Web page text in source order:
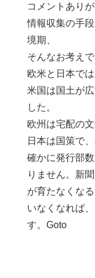
コメントあり
情報収集の手
境期、
そんなお考え
欧米と日本で
米国は国土が
した。
欧州は宅配の
日本は国策で
確かに発行部
りません。新
が育たなくな
いなくなれば
す。Goto